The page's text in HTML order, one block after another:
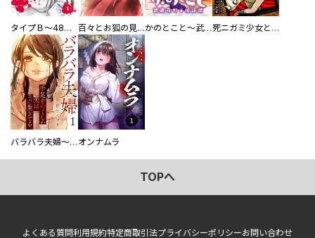
タイプＢ～48時間後、致死率100％～【単話】 百々とお狐の見習い巫女生活【単行本版】 かのとこと～武蔵花町怪話譚～ 【連載版】 死ニガミ少女とスマホ神
バラバラ夫婦～手足をなくした夫はまだ生きてる オンナムラ
TOPへ
よくある質問利用規約特定商取引法プライバシーポリシーお問い合わせ